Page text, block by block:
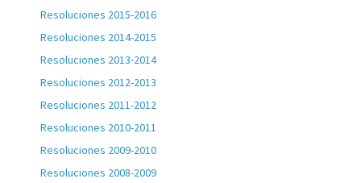
Resoluciones 2015-2016
Resoluciones 2014-2015
Resoluciones 2013-2014
Resoluciones 2012-2013
Resoluciones 2011-2012
Resoluciones 2010-2011
Resoluciones 2009-2010
Resoluciones 2008-2009